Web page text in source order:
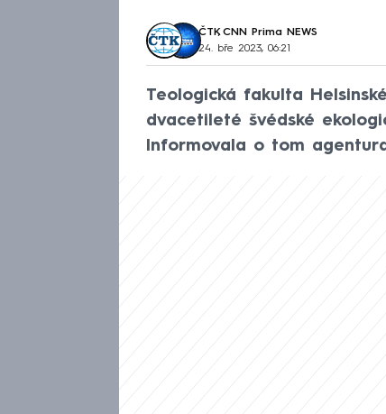
ČTK, CNN Prima NEWS
24. bře 2023, 06:21
Teologická fakulta
dvacetileté švédské
Informovala o tom